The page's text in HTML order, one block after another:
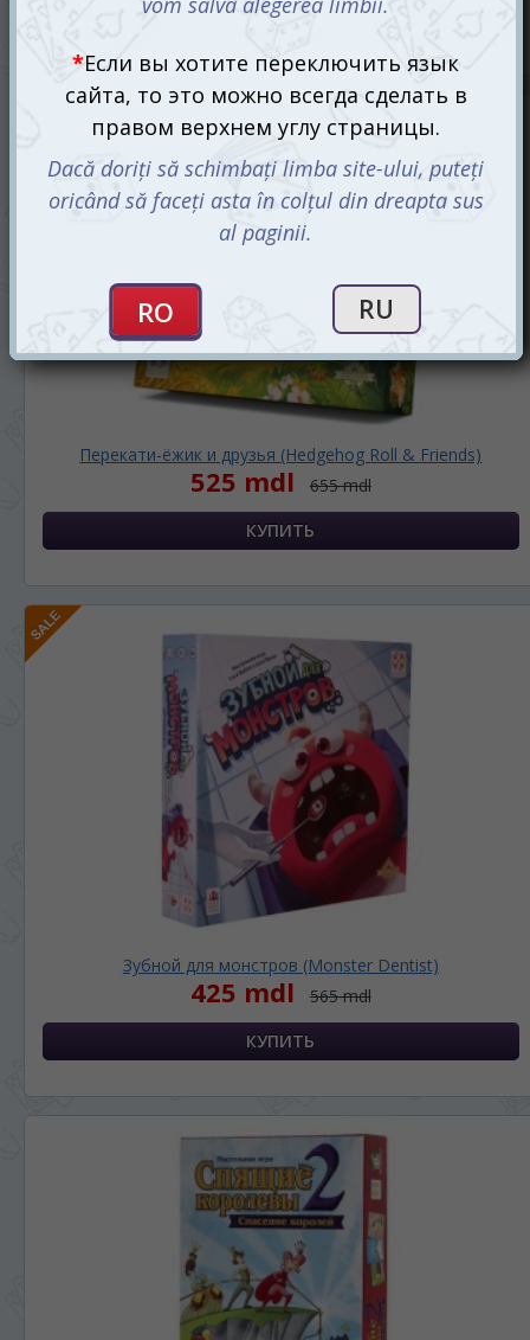
Перекати-ёжик и друзья (Hedgehog Roll & Friends)
525 mdl 655 mdl
Зубной для монстров (Monster Dentist)
425 mdl 565 mdl